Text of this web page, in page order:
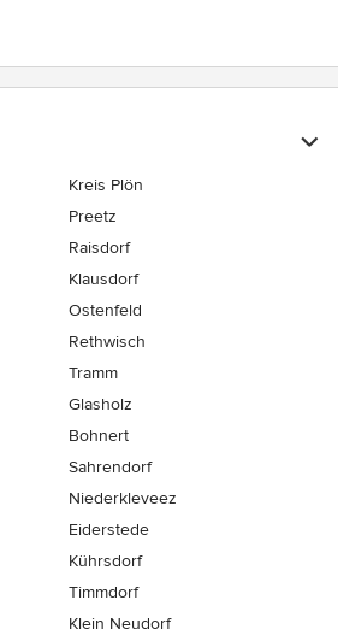
Kreis Plön
Preetz
Raisdorf
Klausdorf
Ostenfeld
Rethwisch
Tramm
Glasholz
Bohnert
Sahrendorf
Niederkleveez
Eiderstede
Kührsdorf
Timmdorf
Klein Neudorf